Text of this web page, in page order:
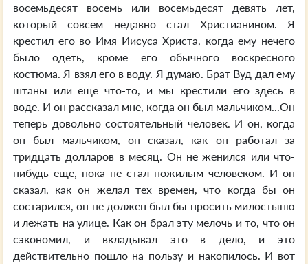
восемьдесят восемь или восемьдесят девять лет,
который совсем недавно стал Христианином. Я
крестил его во Имя Иисуса Христа, когда ему нечего
было одеть, кроме его обычного воскресного
костюма. Я взял его в воду. Я думаю. Брат Вуд дал ему
штаны или еще что-то, и мы крестили его здесь в
воде. И он рассказал мне, когда он был мальчиком...Он
теперь довольно состоятельный человек. И он, когда
он был мальчиком, он сказал, как он работал за
тридцать долларов в месяц. Он не женился или что-
нибудь еще, пока не стал пожилым человеком. И он
сказал, как он желал тех времен, что когда бы он
состарился, он не должен был бы просить милостыню
и лежать на улице. Как он брал эту мелочь и то, что он
сэкономил, и вкладывал это в дело, и это
действительно пошло на пользу и накопилось. И вот